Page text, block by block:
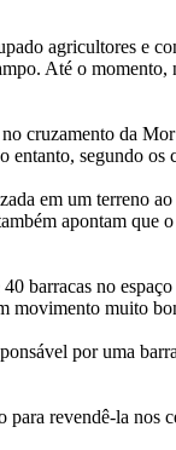
agricultores e
Até o
cruzamento da
segundo os
em um terreno
apontam que
barracas no
movimento muito
por uma
revendê-la